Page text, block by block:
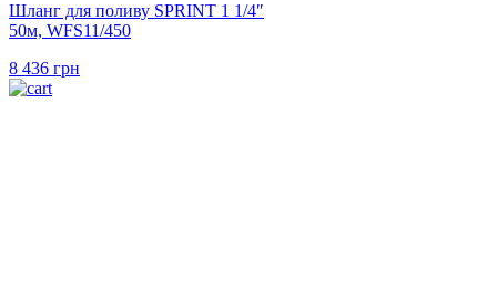
Шланг для поливу SPRINT 1 1/4″
50м, WFS11/450
8 436 грн